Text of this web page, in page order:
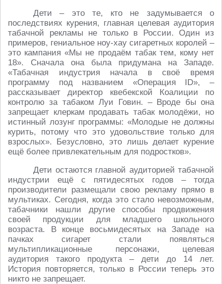
Дети – это те, кто не задумывается о
последствиях курения, главная целевая аудитория
табачной рекламы не только в России. Один из
примеров, гениальное ноу-хау сигаретных королей –
это кампания «Мы не продаём табак тем, кому нет
18». Сначала она была придумана на Западе.
«Табачная индустрия начала в своё время
программу под названием «Операция ID», –
рассказывает директор квебекской Коалиции по
контролю за табаком Луи Говин. – Вроде бы она
запрещает клеркам продавать табак молодёжи, но
истинный лозунг программы: «Молодые не должны
курить, потому что это удовольствие только для
взрослых». Безусловно, это лишь делает курение
ещё более привлекательным для подростков».
Дети остаются главной аудиторией табачной
индустрии ещё с пятидесятых годов – тогда
производители размещали свою рекламу прямо в
мультиках. Сегодня, когда это стало невозможным,
табачники нашли другие способы продвижения
своей продукции для младшего школьного
возраста. В конце восьмидесятых на Западе на
пачках сигарет стали появляться
мультипликационные персонажи, целевая
аудитория такого продукта – дети до 14 лет.
История повторяется, только в России теперь это
никто не запрещает.